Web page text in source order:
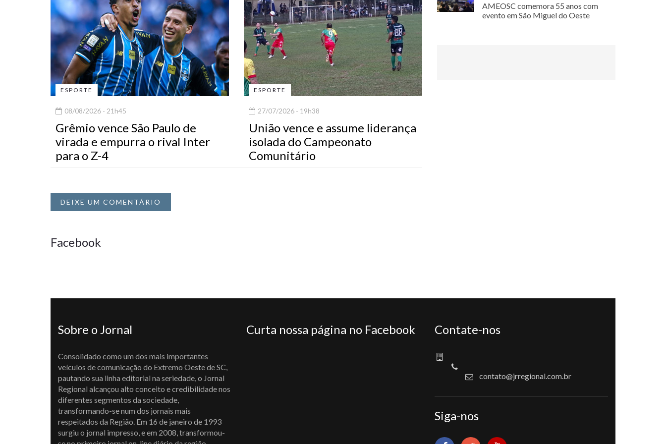
ESPORTE
08/08/2026 - 21h45
Grêmio vence São Paulo de
virada e empurra o rival Inter
para o Z-4
ESPORTE
27/07/2026 - 19h38
União vence e assume liderança
isolada do Campeonato
Comunitário
DEIXE UM COMENTÁRIO
Facebook
AMEOSC comemora 55 anos com
evento em São Miguel do Oeste
Sobre o Jornal
Consolidado como um dos mais importantes
veículos de comunicação do Extremo Oeste de SC,
pautando sua linha editorial na seriedade, o Jornal
Regional alcançou alto conceito e credibilidade nos
diferentes segmentos da sociedade,
transformando-se num dos jornais mais
respeitados da Região. Em 16 de janeiro de 1993
surgiu o jornal impresso, e em 2008, transformou-
Curta nossa página no Facebook Contate-nos
contato@jrregional.com.br
Siga-nos